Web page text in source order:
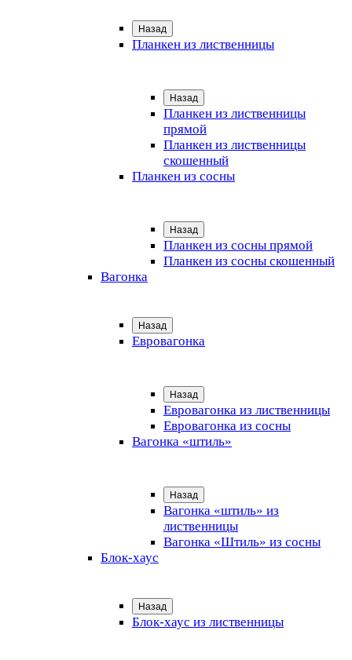
Назад
Планкен из лиственницы
Назад
Планкен из лиственницы
прямой
Планкен из лиственницы
скошенный
Планкен из сосны
Назад
Планкен из сосны прямой
Планкен из сосны скошенный
Вагонка
Назад
Евровагонка
Назад
Евровагонка из лиственницы
Евровагонка из сосны
Вагонка «штиль»
Назад
Вагонка «штиль» из
лиственницы
Вагонка «Штиль» из сосны
Блок-хаус
Назад
Блок-хаус из лиственницы